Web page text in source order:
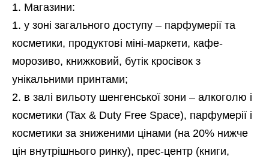
Магазини:
у зоні загального доступу – парфумерії та
косметики, продуктові міні-маркети, кафе-
морозиво, книжковий, бутік кросівок з
унікальними принтами;
в залі вильоту шенгенської зони – алкоголю і
косметики (Tax & Duty Free Space), парфумерії і
косметики за зниженими цінами (на 20% нижче
цін внутрішнього ринку), прес-центр (книги,